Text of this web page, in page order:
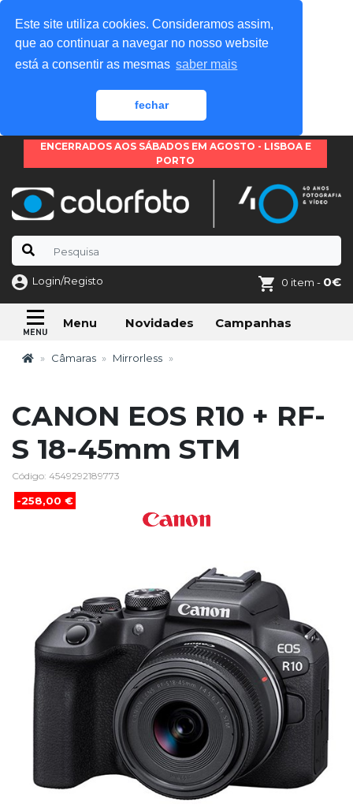
Este site utiliza cookies. Consideramos assim,
que ao continuar a navegar no nosso website
está a consentir as mesmas saber mais
fechar
ENCERRADOS AOS SÁBADOS EM AGOSTO - LISBOA E
PORTO
Login/Registo 0 item - 0€
Menu Novidades Campanhas
Câmaras Mirrorless
CANON EOS R10 + RF-
S 18-45mm STM
Código: 4549292189773
-258,00 €